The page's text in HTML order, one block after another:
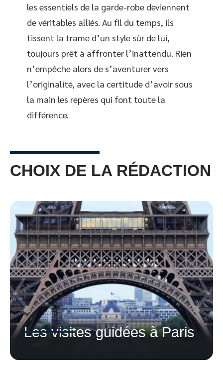
les essentiels de la garde-robe deviennent
de véritables alliés. Au fil du temps, ils
tissent la trame d’un style sûr de lui,
toujours prêt à affronter l’inattendu. Rien
n’empêche alors de s’aventurer vers
l’originalité, avec la certitude d’avoir sous
la main les repères qui font toute la
différence.
CHOIX DE LA RÉDACTION
Les visites guidées à Paris